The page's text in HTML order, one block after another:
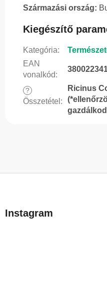
Származási ország:
Kiegészítő
Kategória:
EAN
vonalkód:
?
Összetétel :
Ricinus
bInstagram